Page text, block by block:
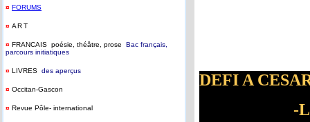
¤ FORUMS
¤ ART
¤ FRANCAIS poésie, théâtre, prose
Bac français,
parcours initiatiques
¤ LIVRES des aperçus
¤ Occitan-Gascon
¤ Revue Pôle- international
DEFI A
-